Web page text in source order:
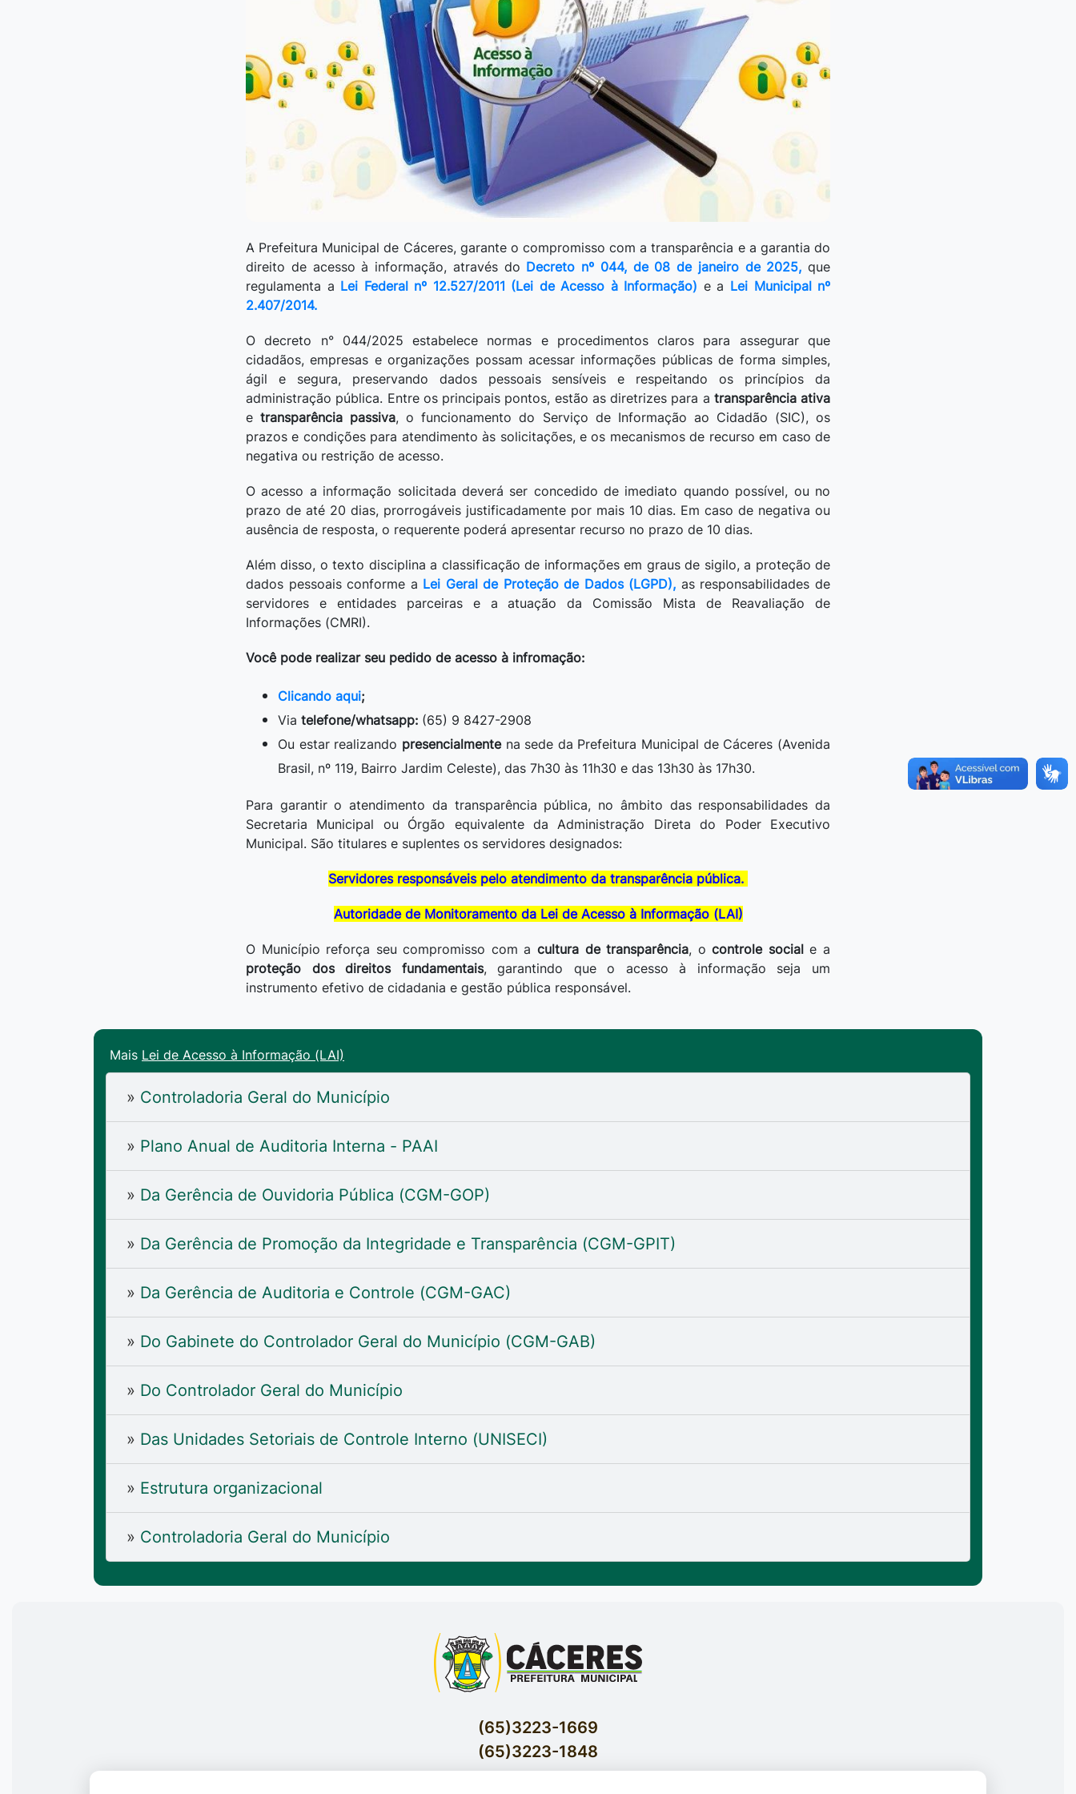
A Prefeitura Municipal de Cáceres, garante o compromisso com a transparência e a garantia do
direito de acesso à informação, através do Decreto nº 044, de 08 de janeiro de 2025, que
regulamenta a Lei Federal nº 12.527/2011 (Lei de Acesso à Informação) e a Lei Municipal nº
2.407/2014.
O decreto n° 044/2025 estabelece normas e procedimentos claros para assegurar que
cidadãos, empresas e organizações possam acessar informações públicas de forma simples,
ágil e segura, preservando dados pessoais sensíveis e respeitando os princípios da
administração pública. Entre os principais pontos, estão as diretrizes para a transparência ativa
etransparência passiva, o funcionamento do Serviço de Informação ao Cidadão (SIC), os
prazos e condições para atendimento às solicitações, e os mecanismos de recurso em caso de
negativa ou restrição de acesso.
O acesso a informação solicitada deverá ser concedido de imediato quando possível, ou no
prazo de até 20 dias, prorrogáveis justificadamente por mais 10 dias. Em caso de negativa ou
ausência de resposta, o requerente poderá apresentar recurso no prazo de 10 dias.
Além disso, o texto disciplina a classificação de informações em graus de sigilo, a proteção de
dados pessoais conforme a Lei Geral de Proteção de Dados (LGPD), as responsabilidades de
servidores e entidades parceiras e a atuação da Comissão Mista de Reavaliação de
Informações (CMRI).
Você pode realizar seu pedido de acesso à infromação:
Clicando aqui;
Via telefone/whatsapp: (65) 9 8427-2908
Ou estar realizando presencialmente na sede da Prefeitura Municipal de Cáceres (Avenida
Brasil, nº 119, Bairro Jardim Celeste), das 7h30 às 11h30 e das 13h30 às 17h30.
Para garantir o atendimento da transparência pública, no âmbito das responsabilidades da
Secretaria Municipal ou Órgão equivalente da Administração Direta do Poder Executivo
Municipal. São titulares e suplentes os servidores designados:
Servidores responsáveis pelo atendimento da transparência pública.
Autoridade de Monitoramento da Lei de Acesso à Informação (LAI)
O Município reforça seu compromisso com a cultura de transparência, ocontrole sociale a
proteção dos direitos fundamentais, garantindo que o acesso à informação seja um
instrumento efetivo de cidadania e gestão pública responsável.
Mais Lei de Acesso à Informação (LAI)
» Controladoria Geral do Município
» Plano Anual de Auditoria Interna - PAAI
» Da Gerência de Ouvidoria Pública (CGM-GOP)
» Da Gerência de Promoção da Integridade e Transparência (CGM-GPIT)
» Da Gerência de Auditoria e Controle (CGM-GAC)
» Do Gabinete do Controlador Geral do Município (CGM-GAB)
» Do Controlador Geral do Município
» Das Unidades Setoriais de Controle Interno (UNISECI)
» Estrutura organizacional
» Controladoria Geral do Município
(65)3223-1669
(65)3223-1848
Acessar E-mails Institucionais